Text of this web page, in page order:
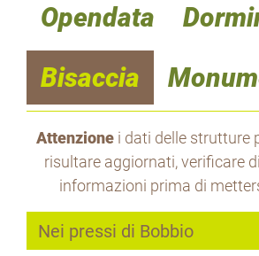
Opendata
Bisaccia
Attenzione i dati delle strutture
risultare aggiornati, verificare
informazioni prima di
Nei pressi di Bobbio